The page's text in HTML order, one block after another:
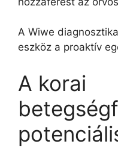
A Wiwe
eszköz a proaktív
A korai